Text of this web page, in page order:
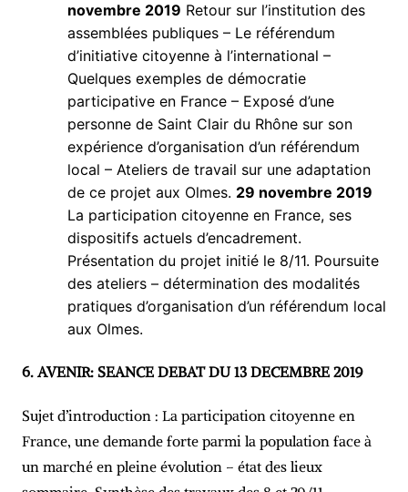
novembre 2019 Retour sur l’institution des
assemblées publiques – Le référendum
d’initiative citoyenne à l’international –
Quelques exemples de démocratie
participative en France – Exposé d’une
personne de Saint Clair du Rhône sur son
expérience d’organisation d’un référendum
local – Ateliers de travail sur une adaptation
de ce projet aux Olmes. 29 novembre 2019
La participation citoyenne en France, ses
dispositifs actuels d’encadrement.
Présentation du projet initié le 8/11. Poursuite
des ateliers – détermination des modalités
pratiques d’organisation d’un référendum local
aux Olmes.
6. AVENIR: SEANCE DEBAT DU 13 DECEMBRE 2019
Sujet d’introduction : La participation citoyenne en
France, une demande forte parmi la population face à
un marché en pleine évolution – état des lieux